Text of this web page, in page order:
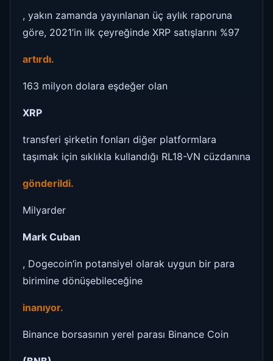
, yakın zamanda yayınlanan üç aylık raporuna
göre, 2021’in ilk çeyreğinde XRP satışlarını %97
artırdı.
163 milyon dolara eşdeğer olan
XRP
transferi şirketin fonları diğer platformlara
taşımak için sıklıkla kullandığı RL18-VN cüzdanına
gönderildi.
Milyarder
Mark Cuban
, Dogecoin’in potansiyel olarak uygun bir para
birimine dönüşebileceğine
inanıyor.
Binance borsasının yerel parası Binance Coin